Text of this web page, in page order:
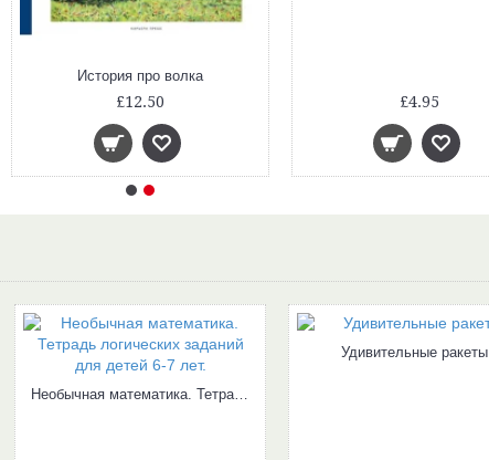
История про волка
£12.50 £4.95
Необычная математика. Тетрадь логических заданий для детей 6-7 лет.
Удивительные ракеты